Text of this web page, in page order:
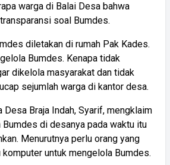
warga di Balai Desa bahwa
soal Bumdes.
diletakan di rumah Pak Kades.
Bumdes. Kenapa tidak
dikelola masyarakat dan tidak
sejumlah warga di kantor desa.
Desa Braja Indah, Syarif, mengklaim
Bumdes di desanya pada waktu itu
Menurutnya perlu orang yang
untuk mengelola Bumdes.